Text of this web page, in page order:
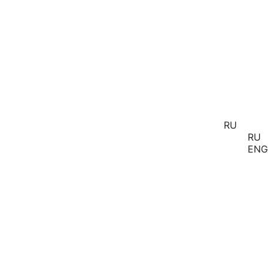
RU
RU
ENG